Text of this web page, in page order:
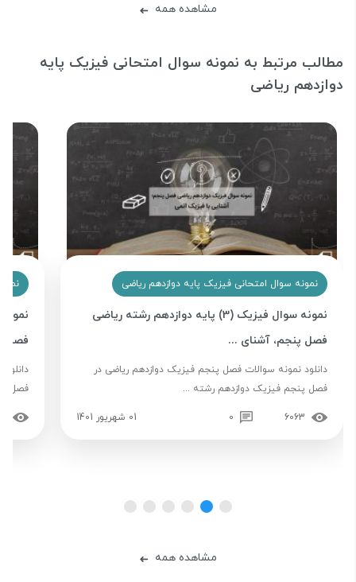
مشاهده همه ➜
مطالب مرتبط به نمونه سوال امتحانی فیزیک پایه
دوازدهم ریاضی
نمونه سوال امتحانی فیزیک پایه دوازدهم ریاضی
نمونه سوال فیزیک (3) پایه دوازدهم رشته ریاضی
فصل پنجم، آشنای ...
دانلود نمونه سوالات فصل پنجم فیزیک دوازدهم ریاضی در
فصل پنجم فیزیک دوازدهم رشته ...
6063
0 01 شهریور 1401
فصل
فصل
مشاهده همه ➜